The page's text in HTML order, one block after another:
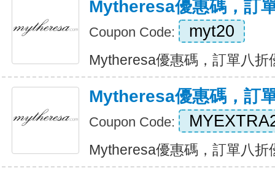
Mytheresa優惠碼，訂
Coupon Code: myt20
Mytheresa優惠碼，訂單八折
Mytheresa優惠碼，訂
Coupon Code:
Mytheresa優惠碼，訂單八折